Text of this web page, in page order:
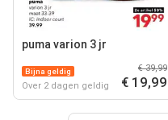
puma varion 3 jr
Bijna geldig
Over 2 dagen geldig
€ 39,99
€ 19,99